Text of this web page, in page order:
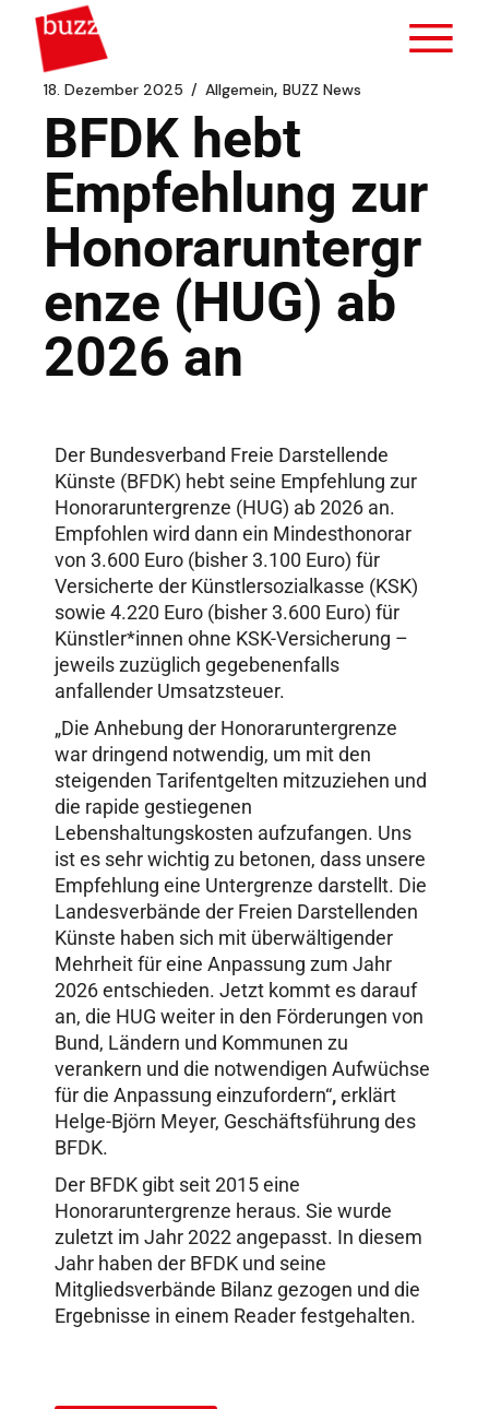
18. Dezember 2025 Allgemein BUZZ News
BFDK hebt
Empfehlung zur
Honoraruntergr
enze (HUG) ab
2026 an
Der Bundesverband Freie Darstellende
Künste (BFDK) hebt seine Empfehlung zur
Honoraruntergrenze (HUG) ab 2026 an.
Empfohlen wird dann ein Mindesthonorar
von 3.600 Euro (bisher 3.100 Euro) für
Versicherte der Künstlersozialkasse (KSK)
sowie 4.220 Euro (bisher 3.600 Euro) für
Künstler*innen ohne KSK-Versicherung –
jeweils zuzüglich gegebenenfalls
anfallender Umsatzsteuer.
„Die Anhebung der Honoraruntergrenze
war dringend notwendig, um mit den
steigenden Tarifentgelten mitzuziehen und
die rapide gestiegenen
Lebenshaltungskosten aufzufangen. Uns
ist es sehr wichtig zu betonen, dass unsere
Empfehlung eine Untergrenze darstellt. Die
Landesverbände der Freien Darstellenden
Künste haben sich mit überwältigender
Mehrheit für eine Anpassung zum Jahr
2026 entschieden. Jetzt kommt es darauf
an, die HUG weiter in den Förderungen von
Bund, Ländern und Kommunen zu
verankern und die notwendigen Aufwüchse
für die Anpassung einzufordern“,erklärt
Helge-Björn Meyer, Geschäftsführung des
BFDK.
Der BFDK gibt seit 2015 eine
Honoraruntergrenze heraus. Sie wurde
zuletzt im Jahr 2022 angepasst. In diesem
Jahr haben der BFDK und seine
Mitgliedsverbände Bilanz gezogen und die
Ergebnisse in einem Reader festgehalten.